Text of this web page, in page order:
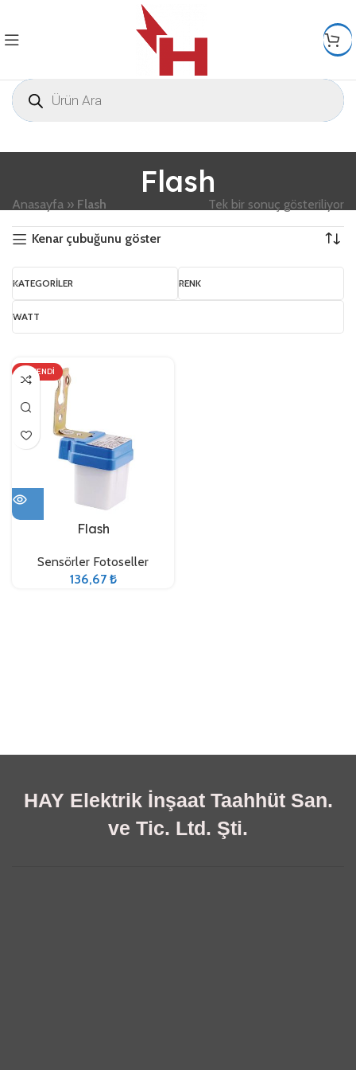
Flash
Anasayfa » Flash Tek bir sonuç gösteriliyor
Kenar çubuğunu göster
KATEGORILER RENK
WATT
TÜKENDI
Flash
Sensörler Fotoseller
136,67₺
HAY Elektrik İnşaat Taahhüt San.
ve Tic. Ltd. Şti.